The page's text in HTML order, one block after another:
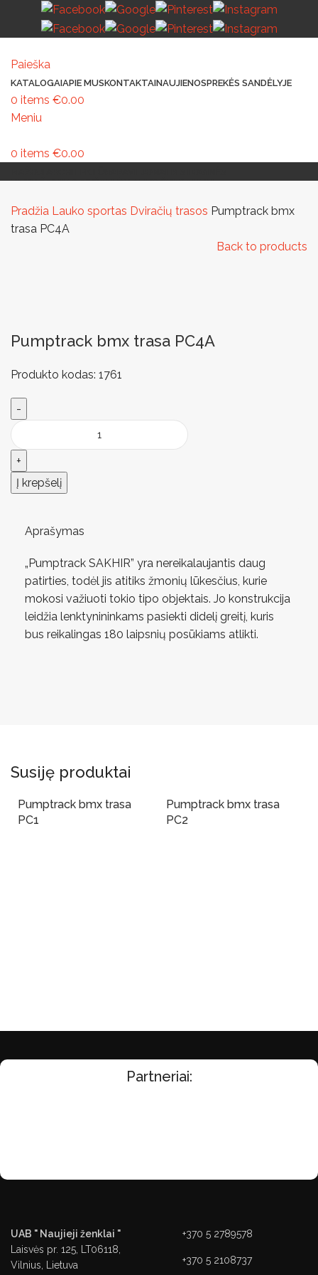
Paieška
KATALOGAIAPIE MUSKONTAKTAINAUJIENOSPREKĖS SANDĖLYJE
0 items €0.00
Meniu
0 items €0.00
VAIKŲ ŽAIDIMO AIKŠTELĖSLAUKO ŠVIESTUVAI
Pradžia Lauko sportas Dviračių trasos Pumptrack bmx
trasa PC4A
Back to products
Pumptrack bmx trasa PC4A
Produkto kodas: 1761
Į krepšelį
Aprašymas
„Pumptrack SAKHIR” yra nereikalaujantis daug
patirties, todėl jis atitiks žmonių lūkesčius, kurie
mokosi važiuoti tokio tipo objektais. Jo konstrukcija
leidžia lenktynininkams pasiekti didelį greitį, kuris
bus reikalingas 180 laipsnių posūkiams atlikti.
Susiję produktai
Pumptrack bmx trasa
PC1
Pumptrack bmx trasa
PC2
Partneriai:
UAB " Naujieji ženklai "
Laisvės pr. 125, LT06118,
Vilnius, Lietuva
+370 5 2789578
+370 5 2108737